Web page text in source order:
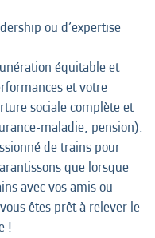
ou d’expertise
équitable et
et votre
sociale complète et
maladie, pension).
de trains pour
que lorsque
avec vos amis ou
êtes prêt à relever le
!